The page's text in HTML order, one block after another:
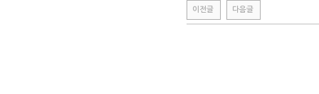
이전글 다음글